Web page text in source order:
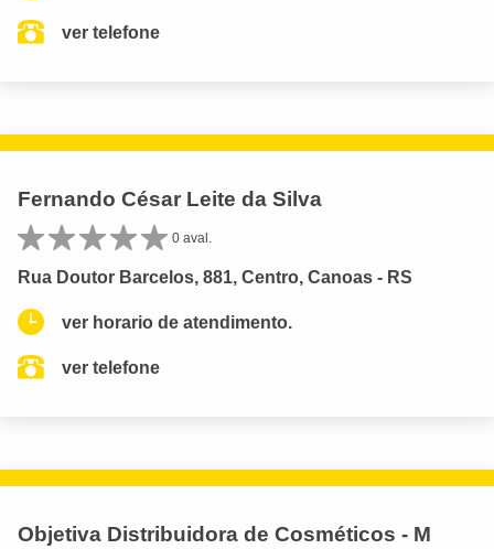
ver telefone
Fernando César Leite da Silva
0 aval.
Rua Doutor Barcelos, 881, Centro, Canoas - RS
ver horario de atendimento.
ver telefone
Objetiva Distribuidora de Cosméticos - M